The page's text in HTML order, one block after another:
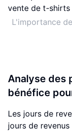
L'importance
Analyse des
bénéfice
Les jours de
jours de